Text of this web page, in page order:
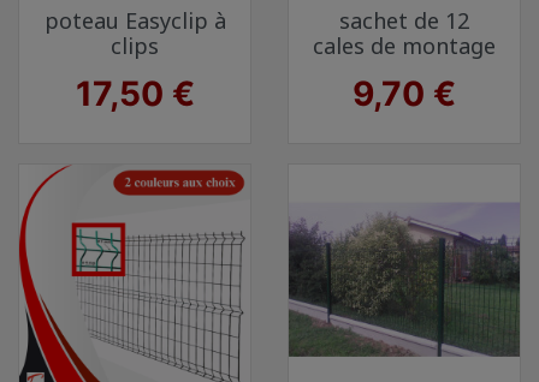
poteau Easyclip à
clips
Prix
17,50 €
sachet de 12
cales de montage
Prix
9,70 €